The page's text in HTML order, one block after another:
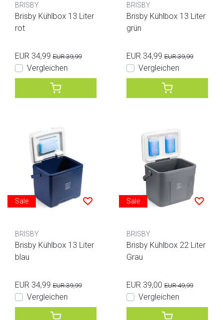
BRISBY
Brisby Kühlbox 13 Liter
rot
EUR 34,99 EUR 39,99
Vergleichen
BRISBY
Brisby Kühlbox 13 Liter
grün
EUR 34,99 EUR 39,99
Vergleichen
Sale
BRISBY
Brisby Kühlbox 13 Liter
blau
EUR 34,99 EUR 39,99
Vergleichen
Sale
BRISBY
Brisby Kühlbox 22 Liter
Grau
EUR 39,00 EUR 49,99
Vergleichen